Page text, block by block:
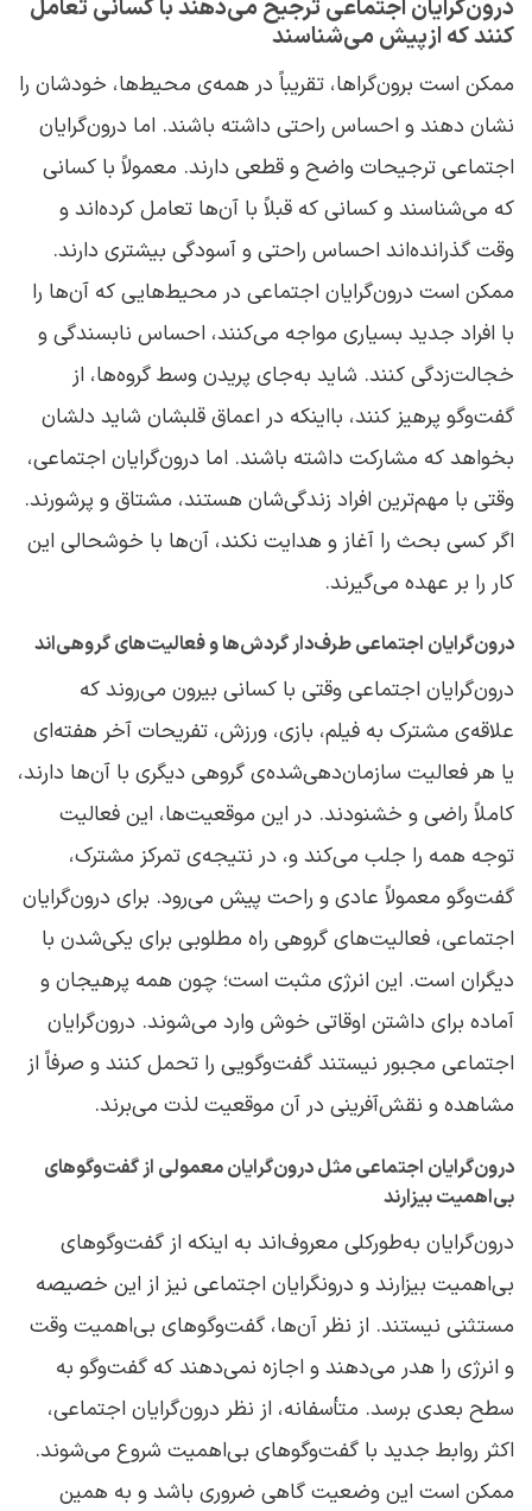
درون‌گرایان اجتماعی ترجیح می‌دهند با کسانی تعامل
کنند که ازپیش می‌شناسند
ممکن است برون‌گراها، تقریباً در همه‌ی محیط‌ها، خودشان را
نشان دهند و احساس راحتی داشته باشند. اما درون‌گرایان
اجتماعی ترجیحات واضح و قطعی دارند. معمولاً با کسانی
که می‌شناسند و کسانی که قبلاً با آن‌ها تعامل کرده‌اند و
وقت گذرانده‌اند احساس راحتی و آسودگی بیشتری دارند.
ممکن است درون‌گرایان اجتماعی در محیط‌هایی که آن‌ها را
با افراد جدید بسیاری مواجه می‌کنند، احساس نابسندگی و
خجالت‌زدگی ‌کنند. شاید به‌جای پریدن وسط گروه‌ها، از
گفت‌وگو پرهیز کنند، بااینکه در اعماق قلبشان شاید دلشان
بخواهد که مشارکت داشته باشند. اما درون‌گرایان اجتماعی،
وقتی با مهم‌ترین افراد زندگی‌شان هستند، مشتاق و پرشورند.
اگر کسی بحث را آغاز و هدایت نکند، آن‌ها با خوشحالی این
کار را بر عهده می‌گیرند.
درون‌گرایان اجتماعی طرف‌دار گردش‌ها و فعالیت‌های گروهی‌اند
درون‌گرایان اجتماعی وقتی با کسانی بیرون می‌روند که
علاقه‌ی مشترک به فیلم، بازی، ورزش، تفریحات آخر هفته‌ای
یا هر فعالیت سازمان‌دهی‌شده‌ی گروهی دیگری با آن‌ها دارند،
کاملاً راضی و خشنودند. در این موقعیت‌ها، این فعالیت
توجه همه را جلب می‌کند و، در نتیجه‌ی تمرکز مشترک،
گفت‌وگو معمولاً عادی و راحت پیش می‌رود. برای درون‌گرایان
اجتماعی، فعالیت‌های گروهی راه مطلوبی برای یکی‌شدن با
دیگران است. این انرژی مثبت است؛ چون همه پرهیجان و
آماده برای داشتن اوقاتی خوش وارد می‌شوند. درون‌گرایان
اجتماعی مجبور نیستند گفت‌وگویی را تحمل کنند و صرفاً از
مشاهده و نقش‌آفرینی در آن موقعیت لذت می‌برند.
درون‌گرایان اجتماعی مثل درون‌گرایان معمولی از گفت‌وگوهای
بی‌اهمیت بیزارند
درون‌گرایان به‌طورکلی معروف‌اند به اینکه از گفت‌وگوهای
بی‌اهمیت بیزارند و درونگرایان اجتماعی نیز از این خصیصه
مستثنی نیستند. از نظر آن‌ها، گفت‌وگوهای بی‌اهمیت وقت
و انرژی را هدر می‌دهند و اجازه نمی‌دهند که گفت‌وگو به
سطح بعدی برسد. متأسفانه، از نظر درون‌گرایان اجتماعی،
اکثر روابط جدید با گفت‌وگوهای بی‌اهمیت شروع می‌شوند.
ممکن است این وضعیت گاهی ضروری باشد و به همین